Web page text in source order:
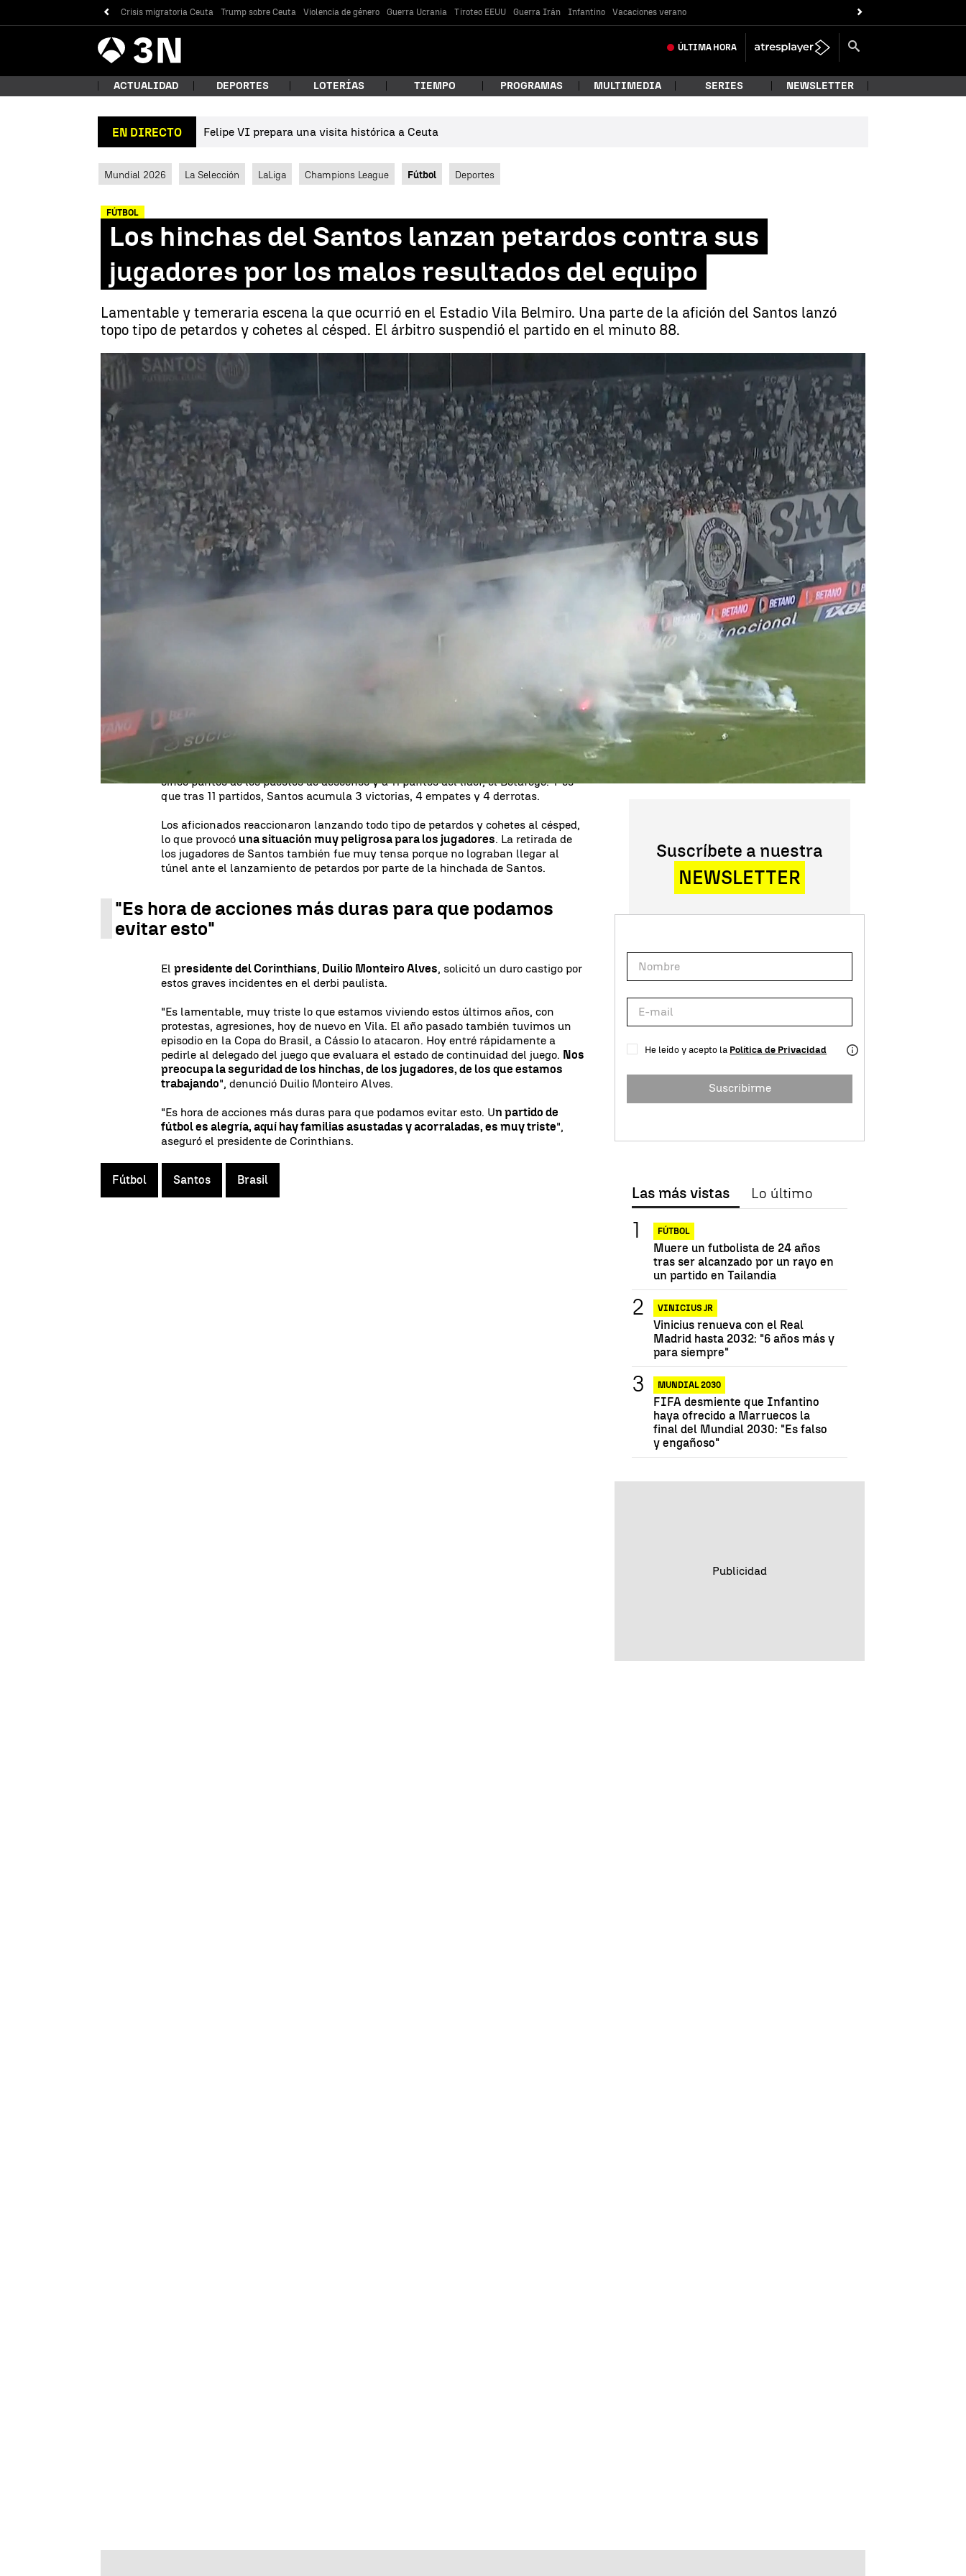
Crisis migratoria Ceuta Trump sobre Ceuta Violencia de género Guerra Ucrania Tiroteo EEUU Guerra Irán Infantino Vacaciones verano
Antena
3 Noticias ÚLTIMA HORA
¿Qué estás buscando?
ACTUALIDAD DEPORTES LOTERÍAS TIEMPO PROGRAMAS MULTIMEDIA SERIES NEWSLETTER
EN DIRECTO Felipe VI prepara una visita histórica a Ceuta
Mundial 2026 La Selección LaLiga Champions League Fútbol Deportes
FÚTBOL
Los hinchas del Santos lanzan petardos contra sus
jugadores por los malos resultados del equipo
Lamentable y temeraria escena la que ocurrió en el Estadio Vila Belmiro. Una parte de la afición del Santos lanzó
topo tipo de petardos y cohetes al césped. El árbitro suspendió el partido en el minuto 88.
Guillermo F. Lascoiti
22 de junio de 2023, 17:20
. La situación era tan peligrosa que el
colegiado decidió suspender el partido en el minuto 88, cuando el marcador
reflejaba un 0-2 a favor de Corinthians.
El derbi ante Corinthians fue el detonante tras una malísima racha de resultados
actualmente en el puesto 13º del Campeonato Brasileño
cinco puntos de los puestos de descenso y a 11 puntos del líder, el Botafogo. Y es
que tras 11 partidos, Santos acumula 3 victorias, 4 empates y 4 derrotas.
Los aficionados reaccionaron lanzando todo tipo de petardos y cohetes al césped,
lo que provocó una situación muy peligrosa para los jugadores. La retirada de
los jugadores de Santos también fue muy tensa porque no lograban llegar al
túnel ante el lanzamiento de petardos por parte de la hinchada de Santos.
"Es hora de acciones más duras para que podamos
evitar esto"
Elpresidente del Corinthians, Duilio Monteiro Alves, solicitó un duro castigo por
estos graves incidentes en el derbi paulista.
"Es lamentable, muy triste lo que estamos viviendo estos últimos años, con
protestas, agresiones, hoy de nuevo en Vila. El año pasado también tuvimos un
episodio en la Copa do Brasil, a Cássio lo atacaron. Hoy entré rápidamente a
pedirle al delegado del juego que evaluara el estado de continuidad del juego. Nos
preocupa la seguridad de los hinchas, de los jugadores, de los que estamos
trabajando", denunció Duilio Monteiro Alves.
"Es hora de acciones más duras para que podamos evitar esto. Un partido de
fútbol es alegría, aquí hay familias asustadas y acorraladas, es muy triste",
aseguró el presidente de Corinthians.
Fútbol Santos Brasil
Suscríbete a nuestra
NEWSLETTER
He leído y acepto la Política de Privacidad
Suscribirme
Las más vistas Lo último
FÚTBOL
Muere un futbolista de 24 años
tras ser alcanzado por un rayo en
un partido en Tailandia
VINICIUS JR
Vinicius renueva con el Real
Madrid hasta 2032: "6 años más y
para siempre"
MUNDIAL 2030
FIFA desmiente que Infantino
haya ofrecido a Marruecos la
final del Mundial 2030: "Es falso
y engañoso"